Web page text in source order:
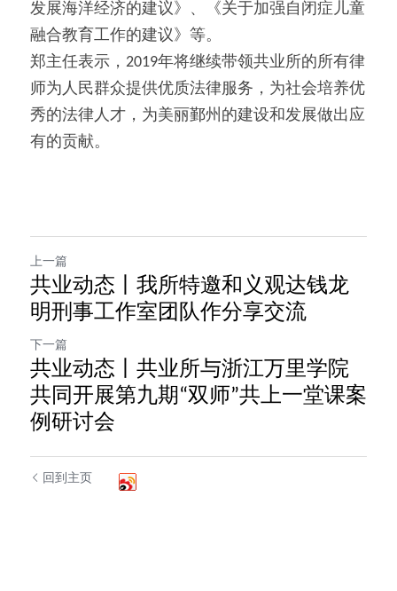
发展海洋经济的建议》、《关于加强自闭症儿童
融合教育工作的建议》等。
郑主任表示，2019年将继续带领共业所的所有律
师为人民群众提供优质法律服务，为社会培养优
秀的法律人才，为美丽鄞州的建设和发展做出应
有的贡献。
上一篇
共业动态丨我所特邀和义观达钱龙
明刑事工作室团队作分享交流
下一篇
共业动态丨共业所与浙江万里学院
共同开展第九期“双师”共上一堂课案
例研讨会
回到主页